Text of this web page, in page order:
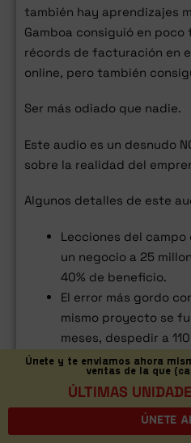
también hay aprendizajes
Gamboa consiguió en
récords de facturación en
online, pero también
Ser más odiado que nadie.
Este audio es un desnudo
sobre la realidad del
Algunos detalles de este
Lecciones del
un negocio a 25
40% de beneficio.
El error más gordo
mismo proyecto se
meses, despedir a
en una de las
Internet.
La clave que me ha
mental a prueba de
El plan de ahora
Únete y te enviamos ahora
ventas de la que
ÚLTIMAS
ÚNETE